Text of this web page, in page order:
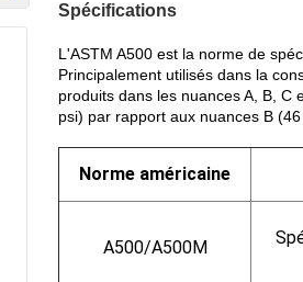
Spécifications
L'ASTM A500 est la norme de
Principalement utilisés dans la
produits dans les nuances A, B,
psi) par rapport aux nuances B
Norme américaine
A500/A500M